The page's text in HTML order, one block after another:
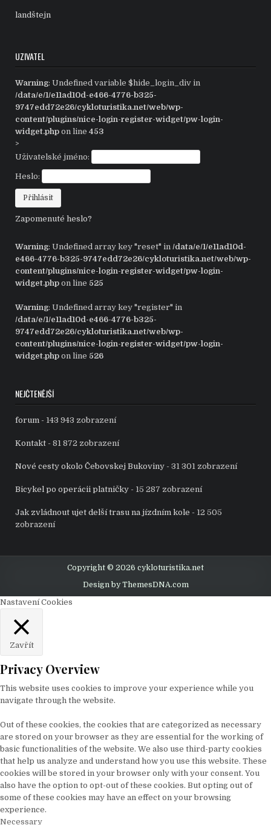
landštejn
UZIVATEL
Warning: Undefined variable $hide_login_div in
/data/e/1/e11ad10d-e466-4776-b325-
9747edd72e26/cykloturistika.net/web/wp-
content/plugins/nice-login-register-widget/pw-login-
widget.php on line453
>
Uživatelské jméno:
Heslo:
Zapomenuté heslo?
Warning: Undefined array key "reset" in/data/e/1/e11ad10d-
e466-4776-b325-9747edd72e26/cykloturistika.net/web/wp-
content/plugins/nice-login-register-widget/pw-login-
widget.php on line 525
Warning: Undefined array key "register" in
/data/e/1/e11ad10d-e466-4776-b325-
9747edd72e26/cykloturistika.net/web/wp-
content/plugins/nice-login-register-widget/pw-login-
widget.php on line 526
NEJČTENĚJŠÍ
forum - 143 943 zobrazení
Kontakt - 81 872 zobrazení
Nové cesty okolo Čebovskej Bukoviny - 31 301 zobrazení
Bicykel po operácii platničky - 15 287 zobrazení
Jak zvládnout ujet delší trasu na jízdním kole - 12 505
zobrazení
Copyright © 2026 cykloturistika.net
Design by ThemesDNA.com
Nastavení Cookies
Zavřít
Privacy Overview
This website uses cookies to improve your experience while you
navigate through the website.
Out of these cookies, the cookies that are categorized as necessary
are stored on your browser as they are essential for the working of
basic functionalities of the website. We also use third-party cookies
that help us analyze and understand how you use this website. These
cookies will be stored in your browser only with your consent. You
also have the option to opt-out of these cookies. But opting out of
some of these cookies may have an effect on your browsing
experience.
Necessary